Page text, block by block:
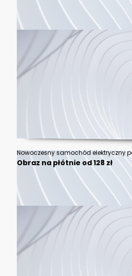
Obraz na płótnie od 128 zł